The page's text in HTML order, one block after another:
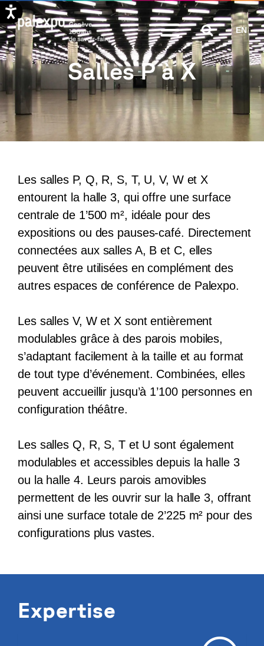
Aller
au
contenu
EN
Salles P à X
Les salles P, Q, R, S, T, U, V, W et X
entourent la halle 3, qui offre une surface
centrale de 1’500 m², idéale pour des
expositions ou des pauses-café. Directement
connectées aux salles A, B et C, elles
peuvent être utilisées en complément des
autres espaces de conférence de Palexpo.
Les salles V, W et X sont entièrement
modulables grâce à des parois mobiles,
s’adaptant facilement à la taille et au format
de tout type d’événement. Combinées, elles
peuvent accueillir jusqu’à 1’100 personnes en
configuration théâtre.
Les salles Q, R, S, T et U sont également
modulables et accessibles depuis la halle 3
ou la halle 4. Leurs parois amovibles
permettent de les ouvrir sur la halle 3, offrant
ainsi une surface totale de 2’225 m² pour des
configurations plus vastes.
Expertise